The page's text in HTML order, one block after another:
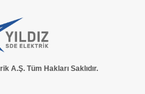
A.Ş. Tüm Hakları Saklıdır.